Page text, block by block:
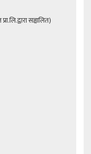
सञ्चालित)